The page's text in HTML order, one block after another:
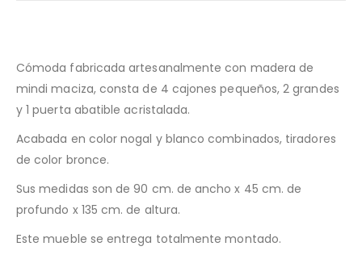
Cómoda fabricada artesanalmente con madera de
mindi maciza, consta de 4 cajones pequeños, 2 grandes
y 1 puerta abatible acristalada.
Acabada en color nogal y blanco combinados, tiradores
de color bronce.
Sus medidas son de 90 cm. de ancho x 45 cm. de
profundo x 135 cm. de altura.
Este mueble se entrega totalmente montado.